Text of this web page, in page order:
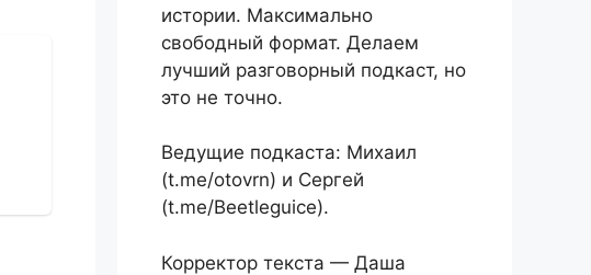
истории. Максимально
свободный формат. Делаем
лучший разговорный подкаст, но
это не точно.
Ведущие подкаста: Михаил
(t.me/otovrn) и Сергей
(t.me/Beetleguice).
Корректор текста — Даша